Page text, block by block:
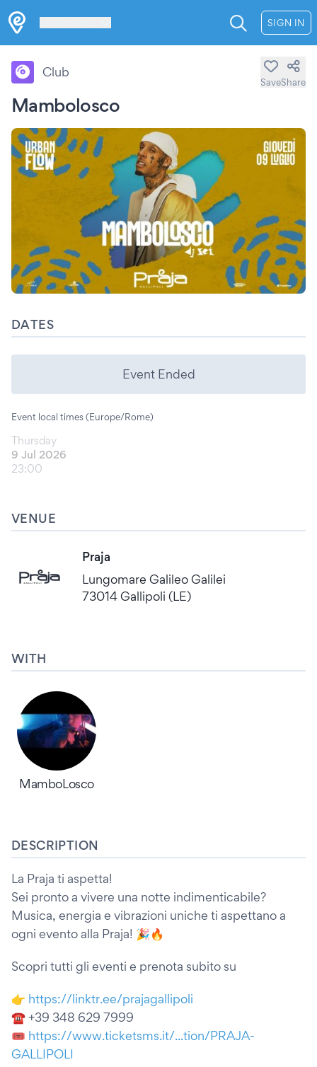
SIGN IN
Mambolosco
Club
SaveShare
DATES
Event Ended
Event local times (Europe/Rome)
Thursday
9 Jul 2026
23:00
VENUE
Praja
Lungomare Galileo Galilei
73014 Gallipoli (LE)
WITH
MamboLosco
DESCRIPTION
La Praja ti aspetta!
Sei pronto a vivere una notte indimenticabile?
Musica, energia e vibrazioni uniche ti aspettano a
ogni evento alla Praja! 🎉🔥
Scopri tutti gli eventi e prenota subito su
👉 https://linktr.ee/prajagallipoli
☎ +39 348 629 7999
🎟 https://www.ticketsms.it/...tion/PRAJA-
GALLIPOLI